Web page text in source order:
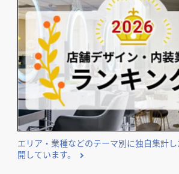
エリア・業種などのテーマ別に独自集計
開しています。